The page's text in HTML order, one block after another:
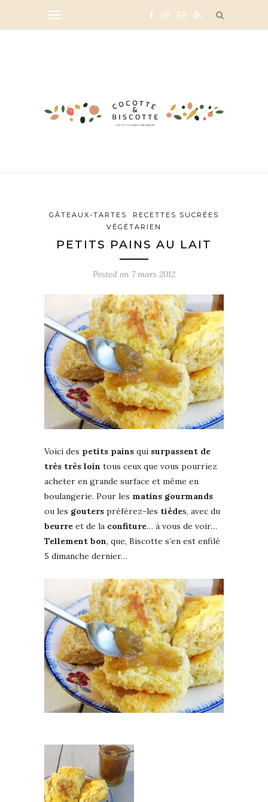
GÂTEAUX-TARTES
RECETTES SUCRÉES
VÉGÉTARIEN
PETITS PAINS AU LAIT
Posted on 7 mars 2012
Voici des petits pains qui surpassent de
très très loin tous ceux que vous pourriez
acheter en grande surface et même en
boulangerie. Pour les matins gourmands
ou les gouters préférez-les tièdes, avec du
beurre et de la confiture… à vous de voir…
Tellement bon, que, Biscotte s’en est enfilé
5 dimanche dernier…